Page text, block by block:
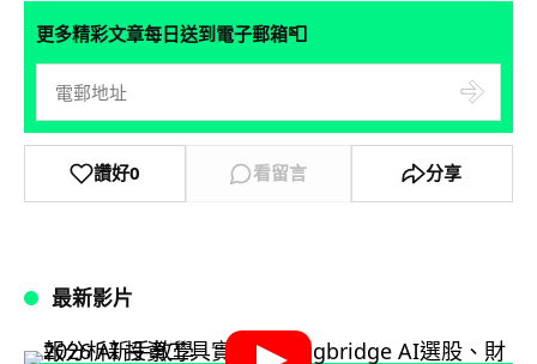
更多精彩文章每日送到電子郵箱📮
讚好0 看留言 分享
最新影片